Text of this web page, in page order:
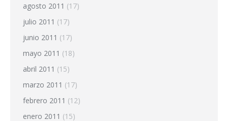
agosto 2011 (17)
julio 2011 (17)
junio 2011 (17)
mayo 2011 (18)
abril 2011 (15)
marzo 2011 (17)
febrero 2011 (12)
enero 2011 (15)